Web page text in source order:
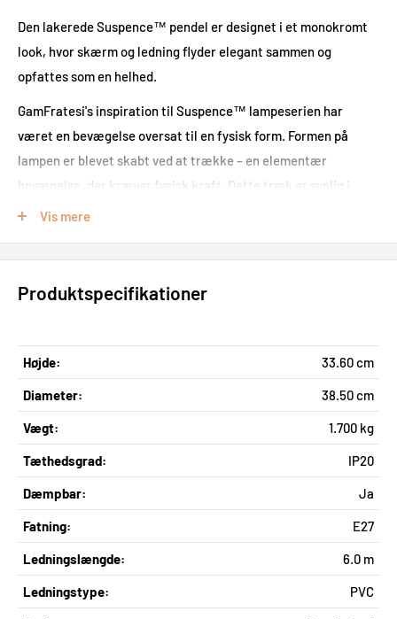
Den lakerede Suspence™ pendel er designet i et monokromt
look, hvor skærm og ledning flyder elegant sammen og
opfattes som en helhed.
GamFratesi's inspiration til Suspence™ lampeserien har
været en bevægelse oversat til en fysisk form. Formen på
lampen er blevet skabt ved at trække – en elementær
bevægelse, der kræver fysisk kraft. Dette træk er synlig i
toppen af lampen, hvor den lille spids er synlig. Suspence™ er
afskærmning koncentrerer lyset, forhindrer blænding og
skaber et elegant optisk bedrag – derfor navnet "infinity
Vis mere
Produktspecifikationer
Højde: 33.60 cm
Diameter: 38.50 cm
Vægt: 1.700 kg
Tæthedsgrad: IP20
Dæmpbar: Ja
Fatning: E27
Ledningslængde: 6.0 m
Ledningstype: PVC